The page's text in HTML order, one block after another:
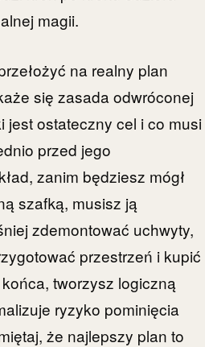
magii.
na realny plan
się zasada odwróconej
jest ostateczny cel i co musi
przed jego
zanim będziesz mógł
szafką, musisz ją
zdemontować uchwyty,
przestrzeń i kupić
tworzysz logiczną
ryzyko pominięcia
że najlepszy plan to